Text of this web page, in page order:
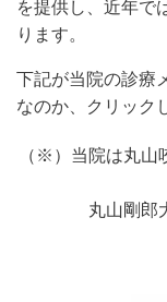
を提供し、近年で
ります。
下記が当院の診療
なのか、クリック
（※）当院は丸山
丸山剛郎